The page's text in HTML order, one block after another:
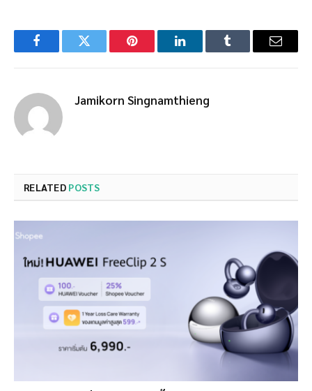
FacebookTwitter Pinterest LinkedInTumblr Email
Jamikorn Singnamthieng
RELATED POSTS